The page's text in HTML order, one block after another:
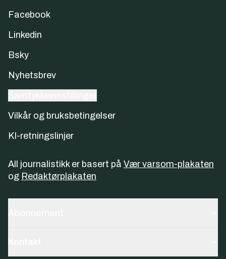
Facebook
Linkedin
Bsky
Nyhetsbrev
Vilkår og bruksbetingelser
KI-retningslinjer
All journalistikk er basert på Vær varsom-plakaten
og Redaktørplakaten